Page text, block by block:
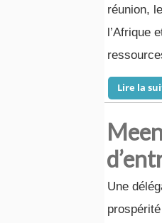
réunion,
l’Afrique
Lire la
Une